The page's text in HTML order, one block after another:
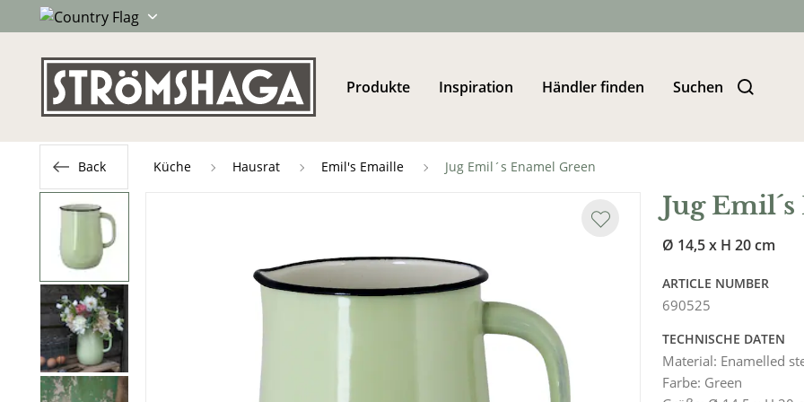
Produkte Inspiration Händler finden Suchen
Back Küche Hausrat Emil's Emaille Jug Emil´s Enamel Green
Jug
Ø 14,5 x H 20 cm
ARTICLE NUMBER
690525
TECHNISCHE DATEN
Material: Enamelled
Farbe: Green